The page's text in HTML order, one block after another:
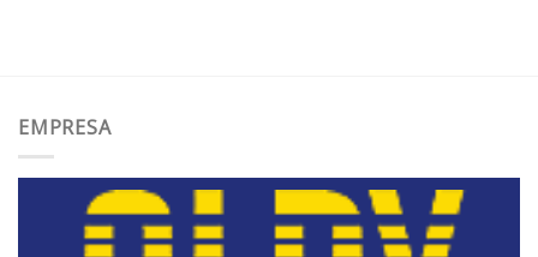
EMPRESA